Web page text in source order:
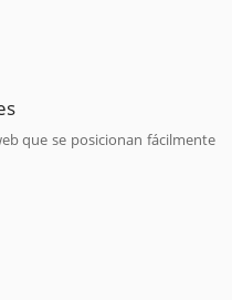
que se posicionan fácilmente